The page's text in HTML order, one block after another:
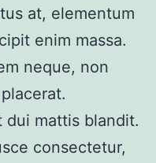
at, elementum
enim massa.
neque, non
dui mattis blandit.
consectetur,